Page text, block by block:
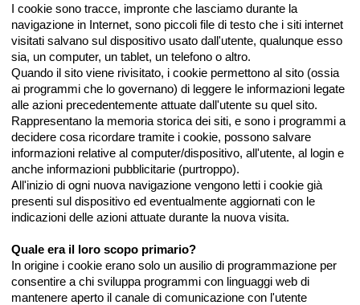
I cookie sono tracce, impronte che lasciamo durante la
navigazione in Internet, sono piccoli file di testo che i siti internet
visitati salvano sul dispositivo usato dall'utente, qualunque esso
sia, un computer, un tablet, un telefono o altro.
Quando il sito viene rivisitato, i cookie permettono al sito (ossia
ai programmi che lo governano) di leggere le informazioni legate
alle azioni precedentemente attuate dall'utente su quel sito.
Rappresentano la memoria storica dei siti, e sono i programmi a
decidere cosa ricordare tramite i cookie, possono salvare
informazioni relative al computer/dispositivo, all'utente, al login e
anche informazioni pubblicitarie (purtroppo).
All'inizio di ogni nuova navigazione vengono letti i cookie già
presenti sul dispositivo ed eventualmente aggiornati con le
indicazioni delle azioni attuate durante la nuova visita.
Quale era il loro scopo primario?
In origine i cookie erano solo un ausilio di programmazione per
consentire a chi sviluppa programmi con linguaggi web di
mantenere aperto il canale di comunicazione con l'utente